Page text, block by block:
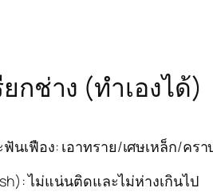
กช่าง (ทำเองได้)
นเฟือง: เอาทราย/เศษเหล็ก/ครา
): ไม่แน่นติดและไม่ห่างเกินไป